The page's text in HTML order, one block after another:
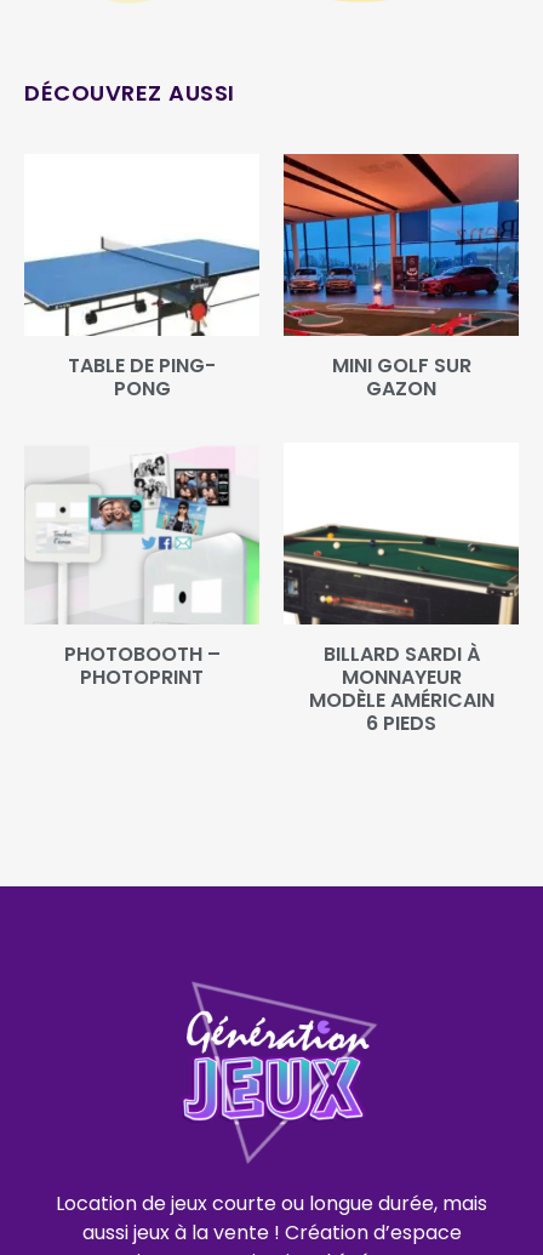
DÉCOUVREZ AUSSI
TABLE DE PING-
PONG
MINI GOLF SUR
GAZON
PHOTOBOOTH –
PHOTOPRINT
BILLARD SARDI À
MONNAYEUR
MODÈLE AMÉRICAIN
6 PIEDS
Location de jeux courte ou longue durée, mais
aussi jeux à la vente ! Création d’espace